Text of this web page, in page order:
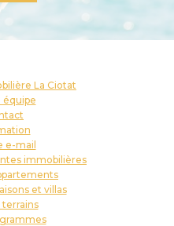
La Ciotat
équipe
e-mail
immobilières
et villas